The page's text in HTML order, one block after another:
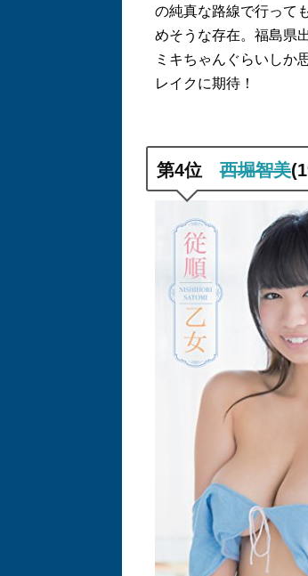
の純真な路線で行って
めそうな存在。福島県
ミキちゃんぐらいしか
レイクに期待！
第4位西堀智美